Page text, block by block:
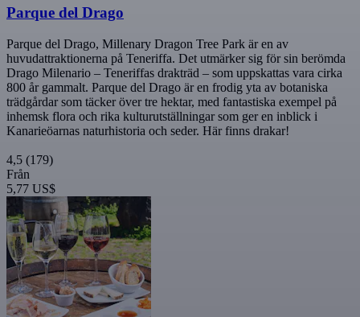
Parque del Drago
Parque del Drago, Millenary Dragon Tree Park är en av
huvudattraktionerna på Teneriffa. Det utmärker sig för sin berömda
Drago Milenario – Teneriffas drakträd – som uppskattas vara cirka
800 år gammalt. Parque del Drago är en frodig yta av botaniska
trädgårdar som täcker över tre hektar, med fantastiska exempel på
inhemsk flora och rika kulturutställningar som ger en inblick i
Kanarieöarnas naturhistoria och seder. Här finns drakar!
4,5 (179)
Från
5,77 US$